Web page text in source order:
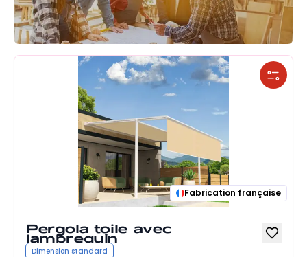
Fabrication française
Pergola toile avec
lambrequin
Dimension standard